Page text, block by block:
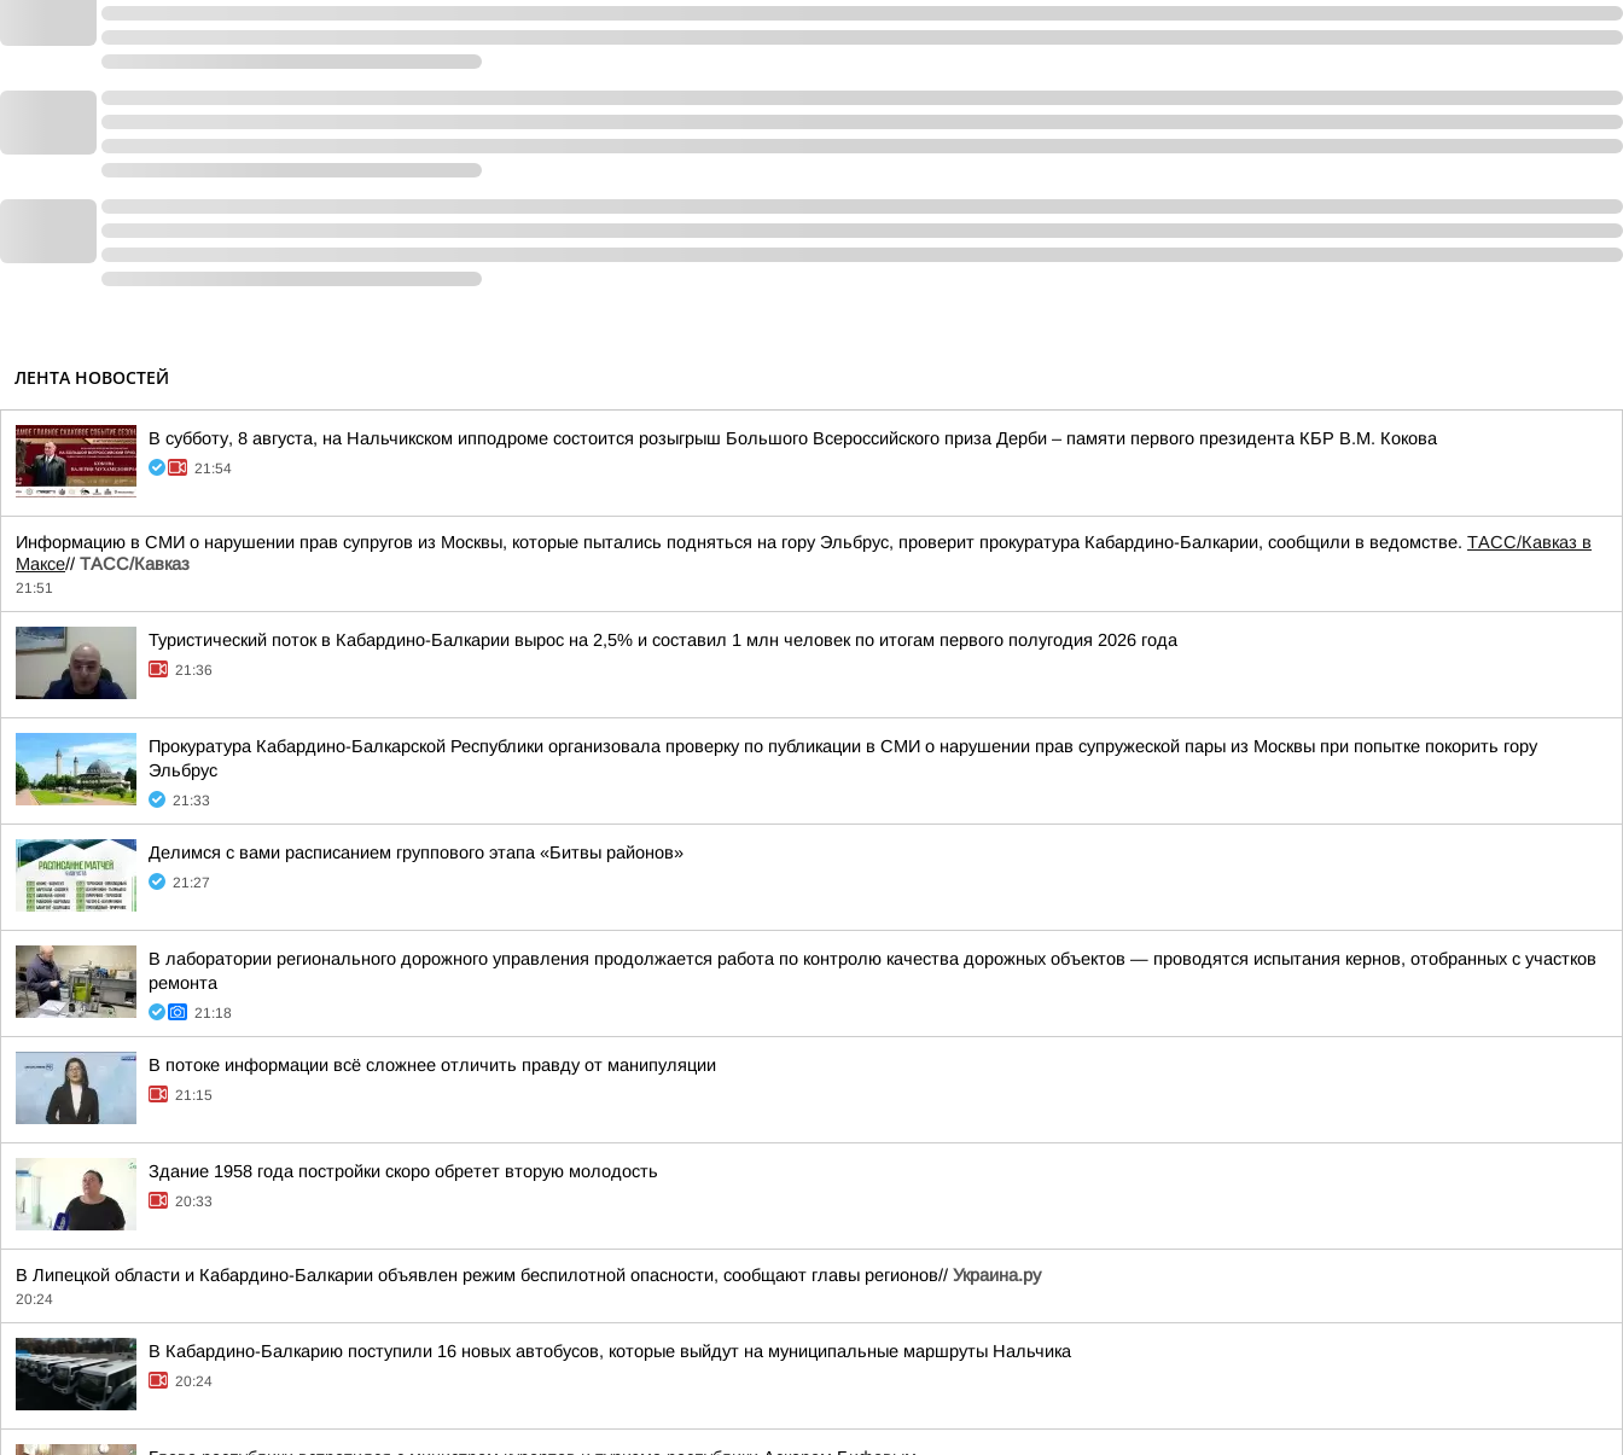
ЛЕНТА НОВОСТЕЙ
В субботу, 8 августа, на Нальчикском ипподроме состоится розыгрыш Большого Всероссийского приза Дерби – памяти первого президента КБР В.М. Кокова
21:54
Информацию в СМИ о нарушении прав супругов из Москвы, которые пытались подняться на гору Эльбрус, проверит прокуратура Кабардино-Балкарии, сообщили в ведомстве. ТАСС/Кавказ в
Максе// ТАСС/Кавказ
21:51
Туристический поток в Кабардино-Балкарии вырос на 2,5% и составил 1 млн человек по итогам первого полугодия 2026 года
21:36
Прокуратура Кабардино-Балкарской Республики организовала проверку по публикации в СМИ о нарушении прав супружеской пары из Москвы при попытке покорить гору
Эльбрус
21:33
Делимся с вами расписанием группового этапа «Битвы районов»
21:27
В лаборатории регионального дорожного управления продолжается работа по контролю качества дорожных объектов — проводятся испытания кернов, отобранных с участков
ремонта
21:18
В потоке информации всё сложнее отличить правду от манипуляции
21:15
Здание 1958 года постройки скоро обретет вторую молодость
20:33
В Липецкой области и Кабардино-Балкарии объявлен режим беспилотной опасности, сообщают главы регионов// Украина.ру
20:24
В Кабардино-Балкарию поступили 16 новых автобусов, которые выйдут на муниципальные маршруты Нальчика
20:24